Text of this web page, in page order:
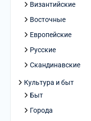
Византийские
Восточные
Европейские
Русские
Скандинавские
Культура и быт
Быт
Города